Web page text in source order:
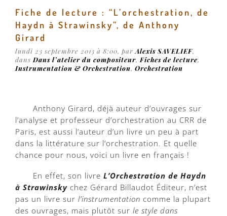
Fiche de lecture : “L’orchestration, de
Haydn à Strawinsky”, de Anthony
Girard
lundi 23 septembre 2013 à 8:00, par Alexis SAVELIEF,
dans Dans l’atelier du compositeur, Fiches de lecture,
Instrumentation & Orchestration, Orchestration
Anthony Girard, déjà auteur d’ouvrages sur
l’analyse et professeur d’orchestration au CRR de
Paris, est aussi l’auteur d’un livre un peu à part
dans la littérature sur l’orchestration. Et quelle
chance pour nous, voici un livre en français !
En effet, son livre L’Orchestration de Haydn
à Strawinsky chez Gérard Billaudot Éditeur, n’est
pas un livre sur l’instrumentation comme la plupart
des ouvrages, mais plutôt sur le style dans